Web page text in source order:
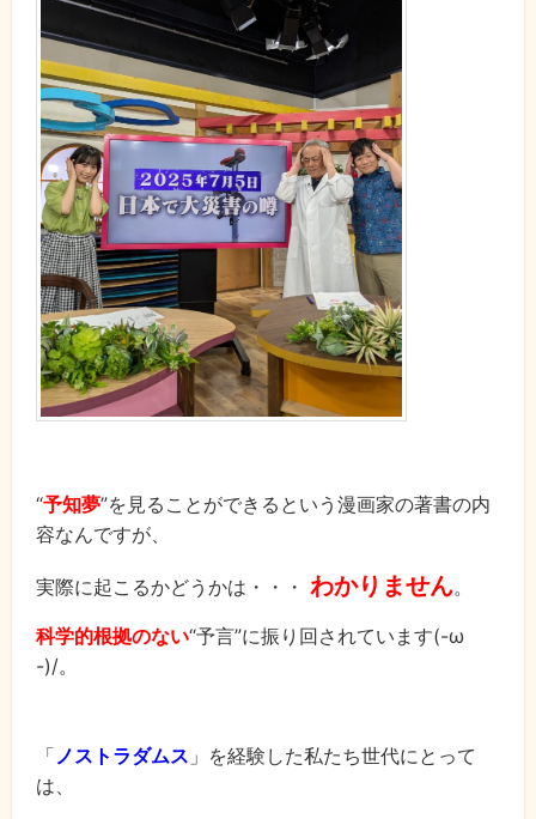
“予知夢”を見ることができるという漫画家の著書の内
容なんですが、
実際に起こるかどうかは・・・ わかりません。
科学的根拠のない“予言”に振り回されています(-ω
-)/。
「ノストラダムス 」を経験した私たち世代にとって
は、